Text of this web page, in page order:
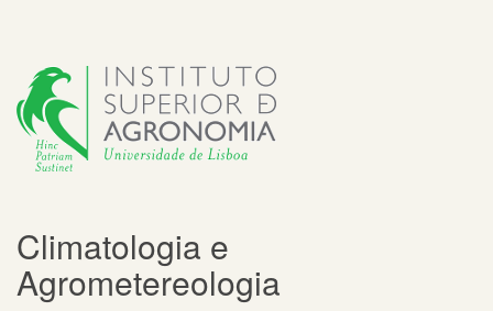
Climatologia e
Agrometereologia